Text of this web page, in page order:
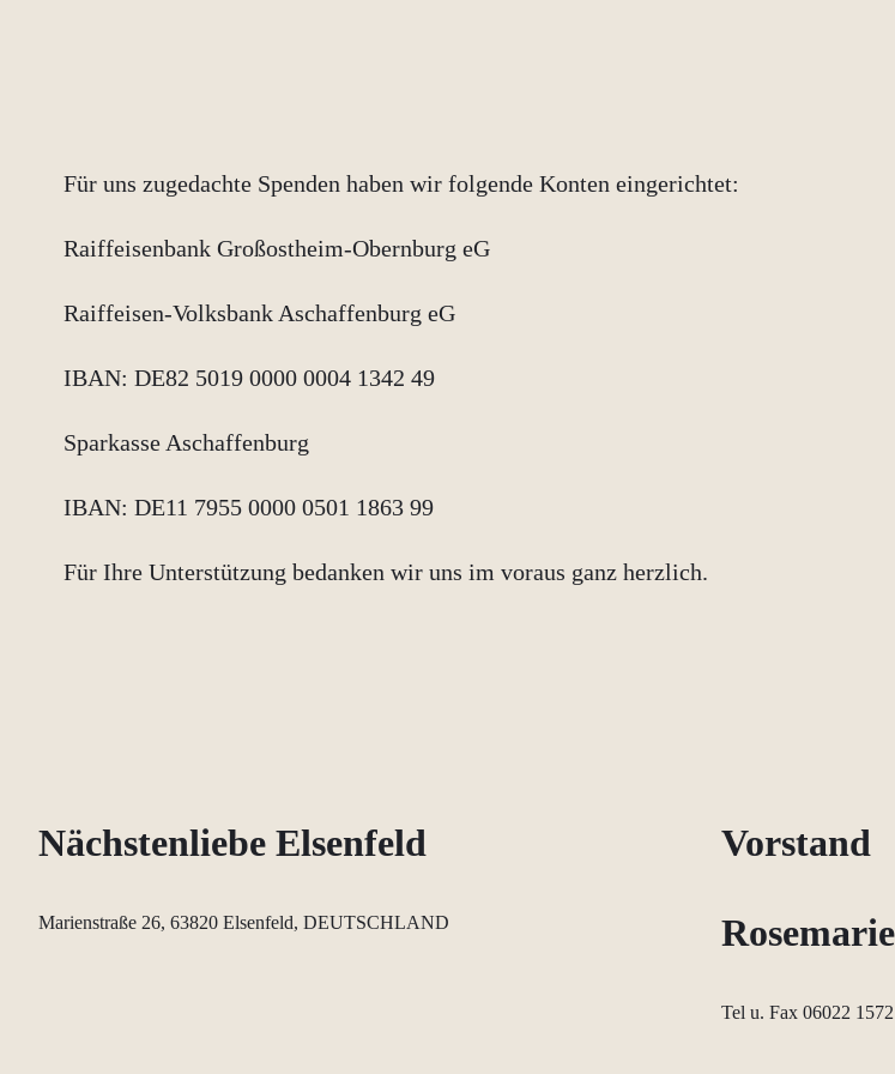
Für uns zugedachte Spenden haben wir folgende Konten eingerichtet:
Raiffeisenbank Großostheim-Obernburg eG
Raiffeisen-Volksbank Aschaffenburg eG
IBAN: DE82 5019 0000 0004 1342 49
Sparkasse Aschaffenburg
IBAN: DE11 7955 0000 0501 1863 99
Für Ihre Unterstützung bedanken wir uns im voraus ganz herzlich.
Nächstenliebe Elsenfeld
Marienstraße 26, 63820 Elsenfeld, DEUTSCHLAND
Vorstand
Tel u. Fax 06022 1572